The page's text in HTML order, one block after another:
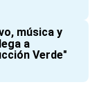
música y
a
Verde"